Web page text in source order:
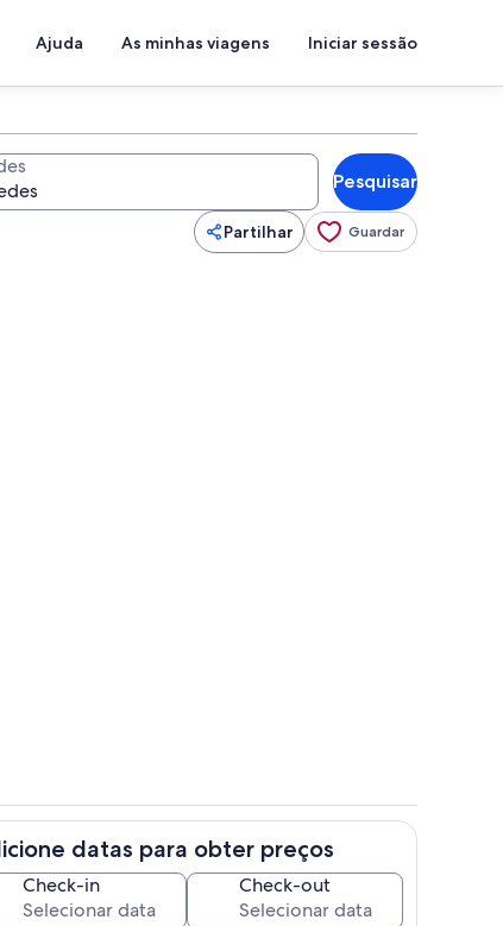
Ajuda As minhas viagens Iniciar sessão
Pesquisar
Partilhar Guardar
Interior
datas para obter preços
Check-in Check-out